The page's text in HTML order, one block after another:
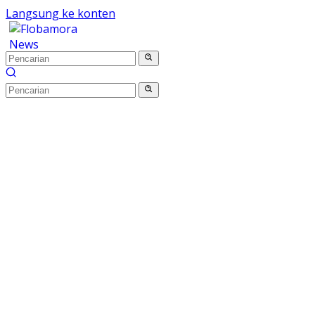
Langsung ke konten